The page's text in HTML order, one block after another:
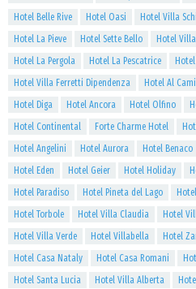
Hotel Belle Rive
Hotel Oasi Hotel Villa
Hotel La Pieve
Hotel Sette Bello Hotel
Hotel La Pergola
Hotel La Pescatrice
Hotel Villa Ferretti Dipendenza
Hotel Al
Hotel Diga
Hotel Ancora Hotel Olfino
Hotel Continental
Forte Charme Hotel
Hotel Angelini
Hotel Aurora Hotel Benaco
Hotel Eden
Hotel Geier Hotel Holiday
Hotel Paradiso
Hotel Pineta del Lago
Hotel Torbole
Hotel Villa Claudia Hotel
Hotel Villa Verde
Hotel Villabella Hotel
Hotel Casa Nataly
Hotel Casa Romani
Hotel Santa Lucia
Hotel Villa Alberta